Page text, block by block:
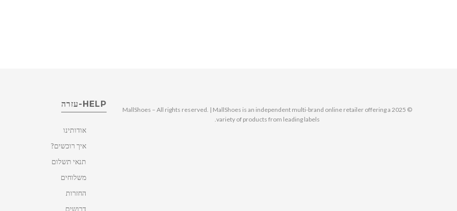
HELP-עזרה
אודותינו
איך רוכשים?
תנאי תשלום
משלוחים
החזרות
דרושים
© 2025 MallShoes – All rights reserved. | MallShoes is an independent multi-brand online retailer offering a
variety of products from leading labels.